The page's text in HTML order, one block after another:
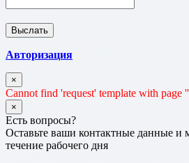
Авторизация
×
Cannot find 'request' template with page ''
×
Есть вопросы?
Оставьте ваши контактные данные и
течение рабочего дня